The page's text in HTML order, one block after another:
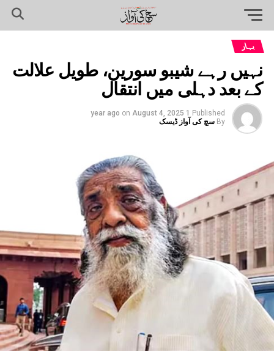
بہار
نہیں رہے شیبو سورین، طویل علالت
کے بعد دہلی میں انتقال
Published
1 year ago
on August 4, 2025
By سچ کی آواز ڈیسک